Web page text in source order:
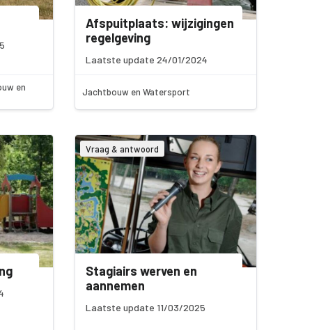
en
Afspuitplaats: wijzigingen
regelgeving
Laatste update 24/01/2024
Jachtbouw en Watersport
Vraag & antwoord
Stagiairs werven en
aannemen
Laatste update 11/03/2025